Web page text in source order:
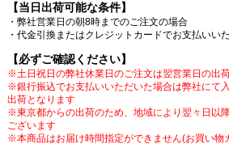
【当日出荷可能な条件】
・弊社営業日の朝8時までのご注文の場合
・代金引換またはクレジットカードでお支払いい
【必ずご確認ください】
※土日祝日の弊社休業日のご注文は翌営業日の出
※銀行振込でお支払いいただいた場合は弊社にて
出荷となります
※東京都からの出荷のため、地域により翌々日以
ございます
※本商品はお届け時間指定ができません(お買い物